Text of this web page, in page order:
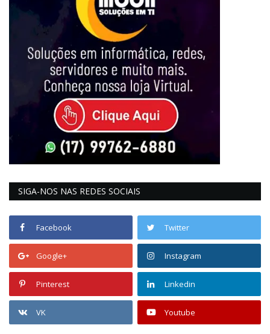
SIGA-NOS NAS REDES SOCIAIS
Facebook Twitter
Google+ Instagram
Pinterest Linkedin
VK Youtube